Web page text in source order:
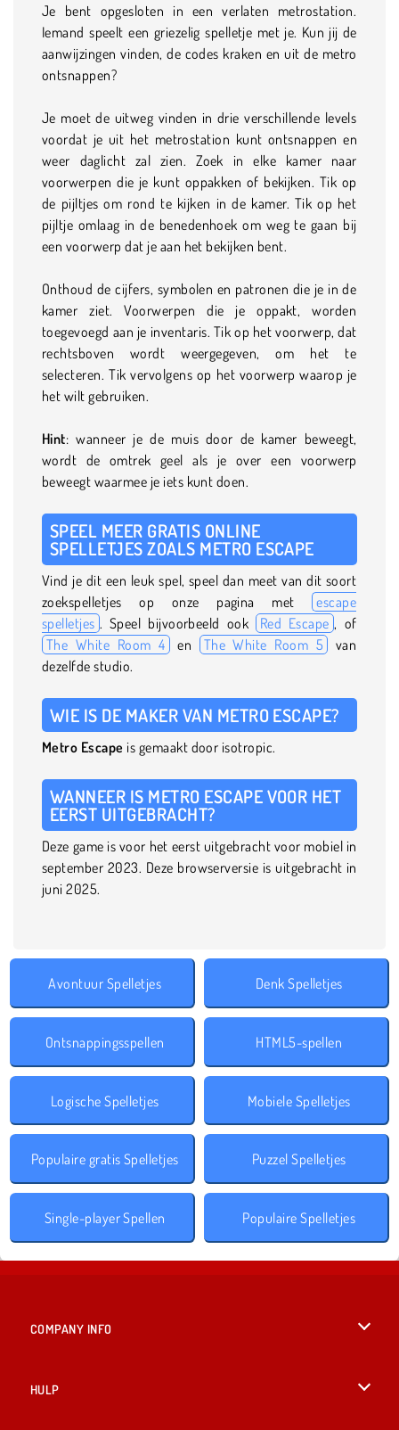
Je bent opgesloten in een verlaten metrostation.
Iemand speelt een griezelig spelletje met je. Kun jij de
aanwijzingen vinden, de codes kraken en uit de metro
ontsnappen?
Je moet de uitweg vinden in drie verschillende levels
voordat je uit het metrostation kunt ontsnappen en
weer daglicht zal zien. Zoek in elke kamer naar
voorwerpen die je kunt oppakken of bekijken. Tik op
de pijltjes om rond te kijken in de kamer. Tik op het
pijltje omlaag in de benedenhoek om weg te gaan bij
een voorwerp dat je aan het bekijken bent.
Onthoud de cijfers, symbolen en patronen die je in de
kamer ziet. Voorwerpen die je oppakt, worden
toegevoegd aan je inventaris. Tik op het voorwerp, dat
rechtsboven wordt weergegeven, om het te
selecteren. Tik vervolgens op het voorwerp waarop je
het wilt gebruiken.
Hint: wanneer je de muis door de kamer beweegt,
wordt de omtrek geel als je over een voorwerp
beweegt waarmee je iets kunt doen.
SPEEL MEER GRATIS ONLINE
SPELLETJES ZOALS METRO ESCAPE
Vind je dit een leuk spel, speel dan meet van dit soort
zoekspelletjes op onze pagina met escape
spelletjes . Speel bijvoorbeeld ook Red Escape , of
The White Room 4 en The White Room 5
van
dezelfde studio.
WIE IS DE MAKER VAN METRO ESCAPE?
Metro Escape is gemaakt door isotropic.
WANNEER IS METRO ESCAPE VOOR HET
EERST UITGEBRACHT?
Deze game is voor het eerst uitgebracht voor mobiel in
september 2023. Deze browserversie is uitgebracht in
juni 2025.
Avontuur Spelletjes Denk Spelletjes
Ontsnappingsspellen HTML5-spellen
Logische Spelletjes Mobiele Spelletjes
Populaire gratis Spelletjes Puzzel Spelletjes
Single-player Spellen Populaire Spelletjes
COMPANY INFO
HULP